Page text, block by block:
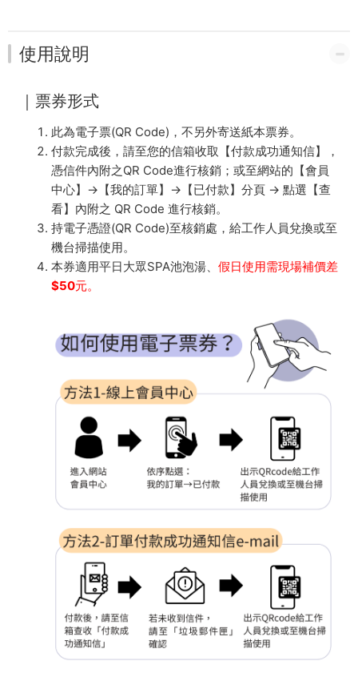
使用說明
｜票券形式
此為電子票(QR Code)，不另外寄送紙本票券。
付款完成後，請至您的信箱收取【付款成功通知信】，
憑信件內附之QR Code進行核銷；或至網站的【會員
中心】→【我的訂單】→【已付款】分頁 → 點選【查
看】內附之 QR Code 進行核銷。
持電子憑證(QR Code)至核銷處，給工作人員兌換或至
機台掃描使用。
本券適用平日大眾SPA池泡湯、 假日使用需現場補價差
$50元。